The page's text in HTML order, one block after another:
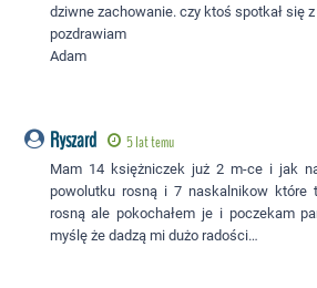
dziwne zachowanie. czy ktoś spotkał się
pozdrawiam
Adam
Ryszard 5 lat temu
Mam 14 księżniczek już 2 m-ce i jak
powolutku rosną i 7 naskalnikow które
rosną ale pokochałem je i poczekam
myślę że dadzą mi dużo radości…